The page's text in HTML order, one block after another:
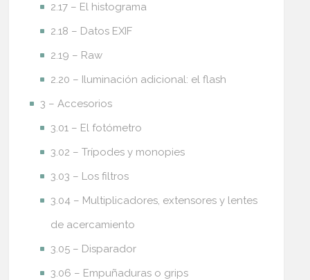
2.17 – El histograma
2.18 – Datos EXIF
2.19 – Raw
2.20 – Iluminación adicional: el flash
3 – Accesorios
3.01 – El fotómetro
3.02 – Trípodes y monopies
3.03 – Los filtros
3.04 – Multiplicadores, extensores y lentes
de acercamiento
3.05 – Disparador
3.06 – Empuñaduras o grips